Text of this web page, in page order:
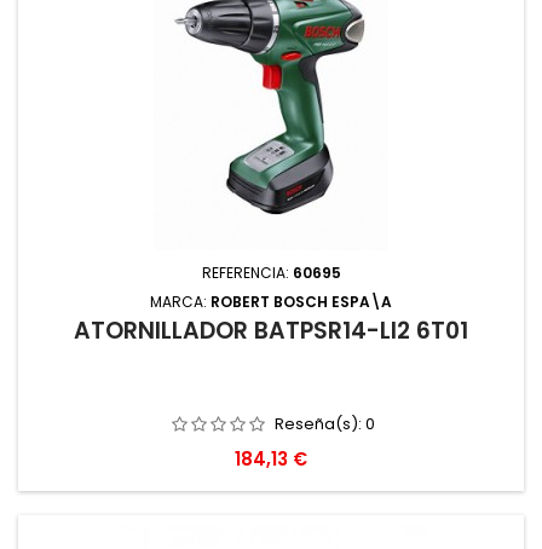
REFERENCIA: 60695
MARCA: ROBERT BOSCH ESPA\A
ATORNILLADOR BATPSR14-LI2 6T01
Reseña(s): 0
Precio
184,13 €